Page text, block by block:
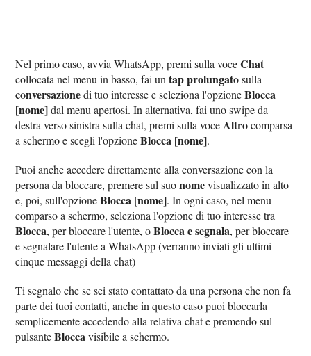
Nel primo caso, avvia WhatsApp, premi sulla voceChat
collocata nel menu in basso, fai untap prolungatosulla
conversazionedi tuo interesse e seleziona l'opzioneBlocca
[nome]dal menu apertosi. In alternativa, fai uno swipe da
destra verso sinistra sulla chat, premi sulla voce Altrocomparsa
a schermo e scegli l'opzioneBlocca [nome].
Puoi anche accedere direttamente alla conversazione con la
persona da bloccare, premere sul suonomevisualizzato in alto
e, poi, sull'opzioneBlocca [nome]. In ogni caso, nel menu
comparso a schermo, seleziona l'opzione di tuo interesse tra
Blocca, per bloccare l'utente, oBlocca e segnala, per bloccare
e segnalare l'utente a WhatsApp (verranno inviati gli ultimi
cinque messaggi della chat)
Ti segnalo che se sei stato contattato da una persona che non fa
parte dei tuoi contatti, anche in questo caso puoi bloccarla
semplicemente accedendo alla relativa chat e premendo sul
pulsanteBloccavisibile a schermo.